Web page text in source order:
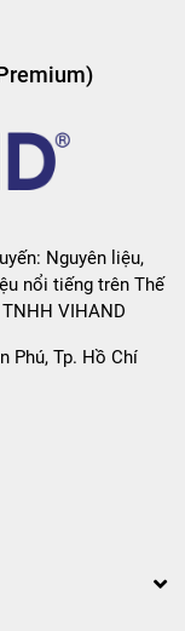
Nguyên liệu,
nổi tiếng trên Thế
VIHAND
Phú, Tp. Hồ Chí